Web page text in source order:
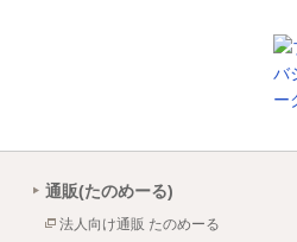
通販(たのめーる)
法人向け通販 たのめーる